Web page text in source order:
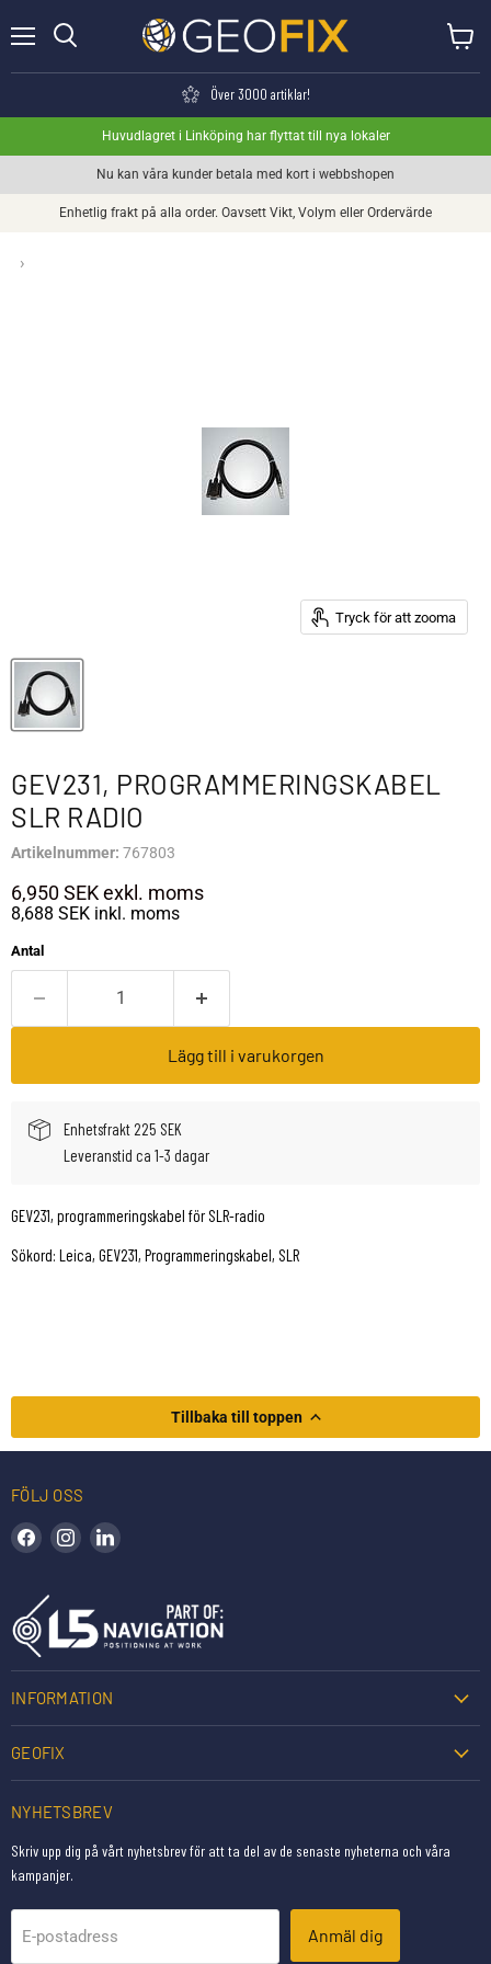
Över 3000 artiklar!
Huvudlagret i Linköping har flyttat till nya lokaler
Nu kan våra kunder betala med kort i webbshopen
Enhetlig frakt på alla order. Oavsett Vikt, Volym eller Ordervärde
›
Tryck för att zooma
GEV231, PROGRAMMERINGSKABEL
SLR RADIO
Artikelnummer: 767803
6,950 SEKexkl. moms
8,688 SEK inkl. moms
Antal
Lägg till i varukorgen
Enhetsfrakt 225 SEK
Leveranstid ca 1-3 dagar
GEV231, programmeringskabel för SLR-radio
Sökord: Leica, GEV231, Programmeringskabel, SLR
Tillbaka till toppen
FÖLJ OSS
Hitta oss på Facebook
Hitta oss på Instagram
INFORMATION
GEOFIX
NYHETSBREV
Skriv upp dig på vårt nyhetsbrev för att ta del av de senaste nyheterna och våra
kampanjer.
E-postadress Anmäl dig